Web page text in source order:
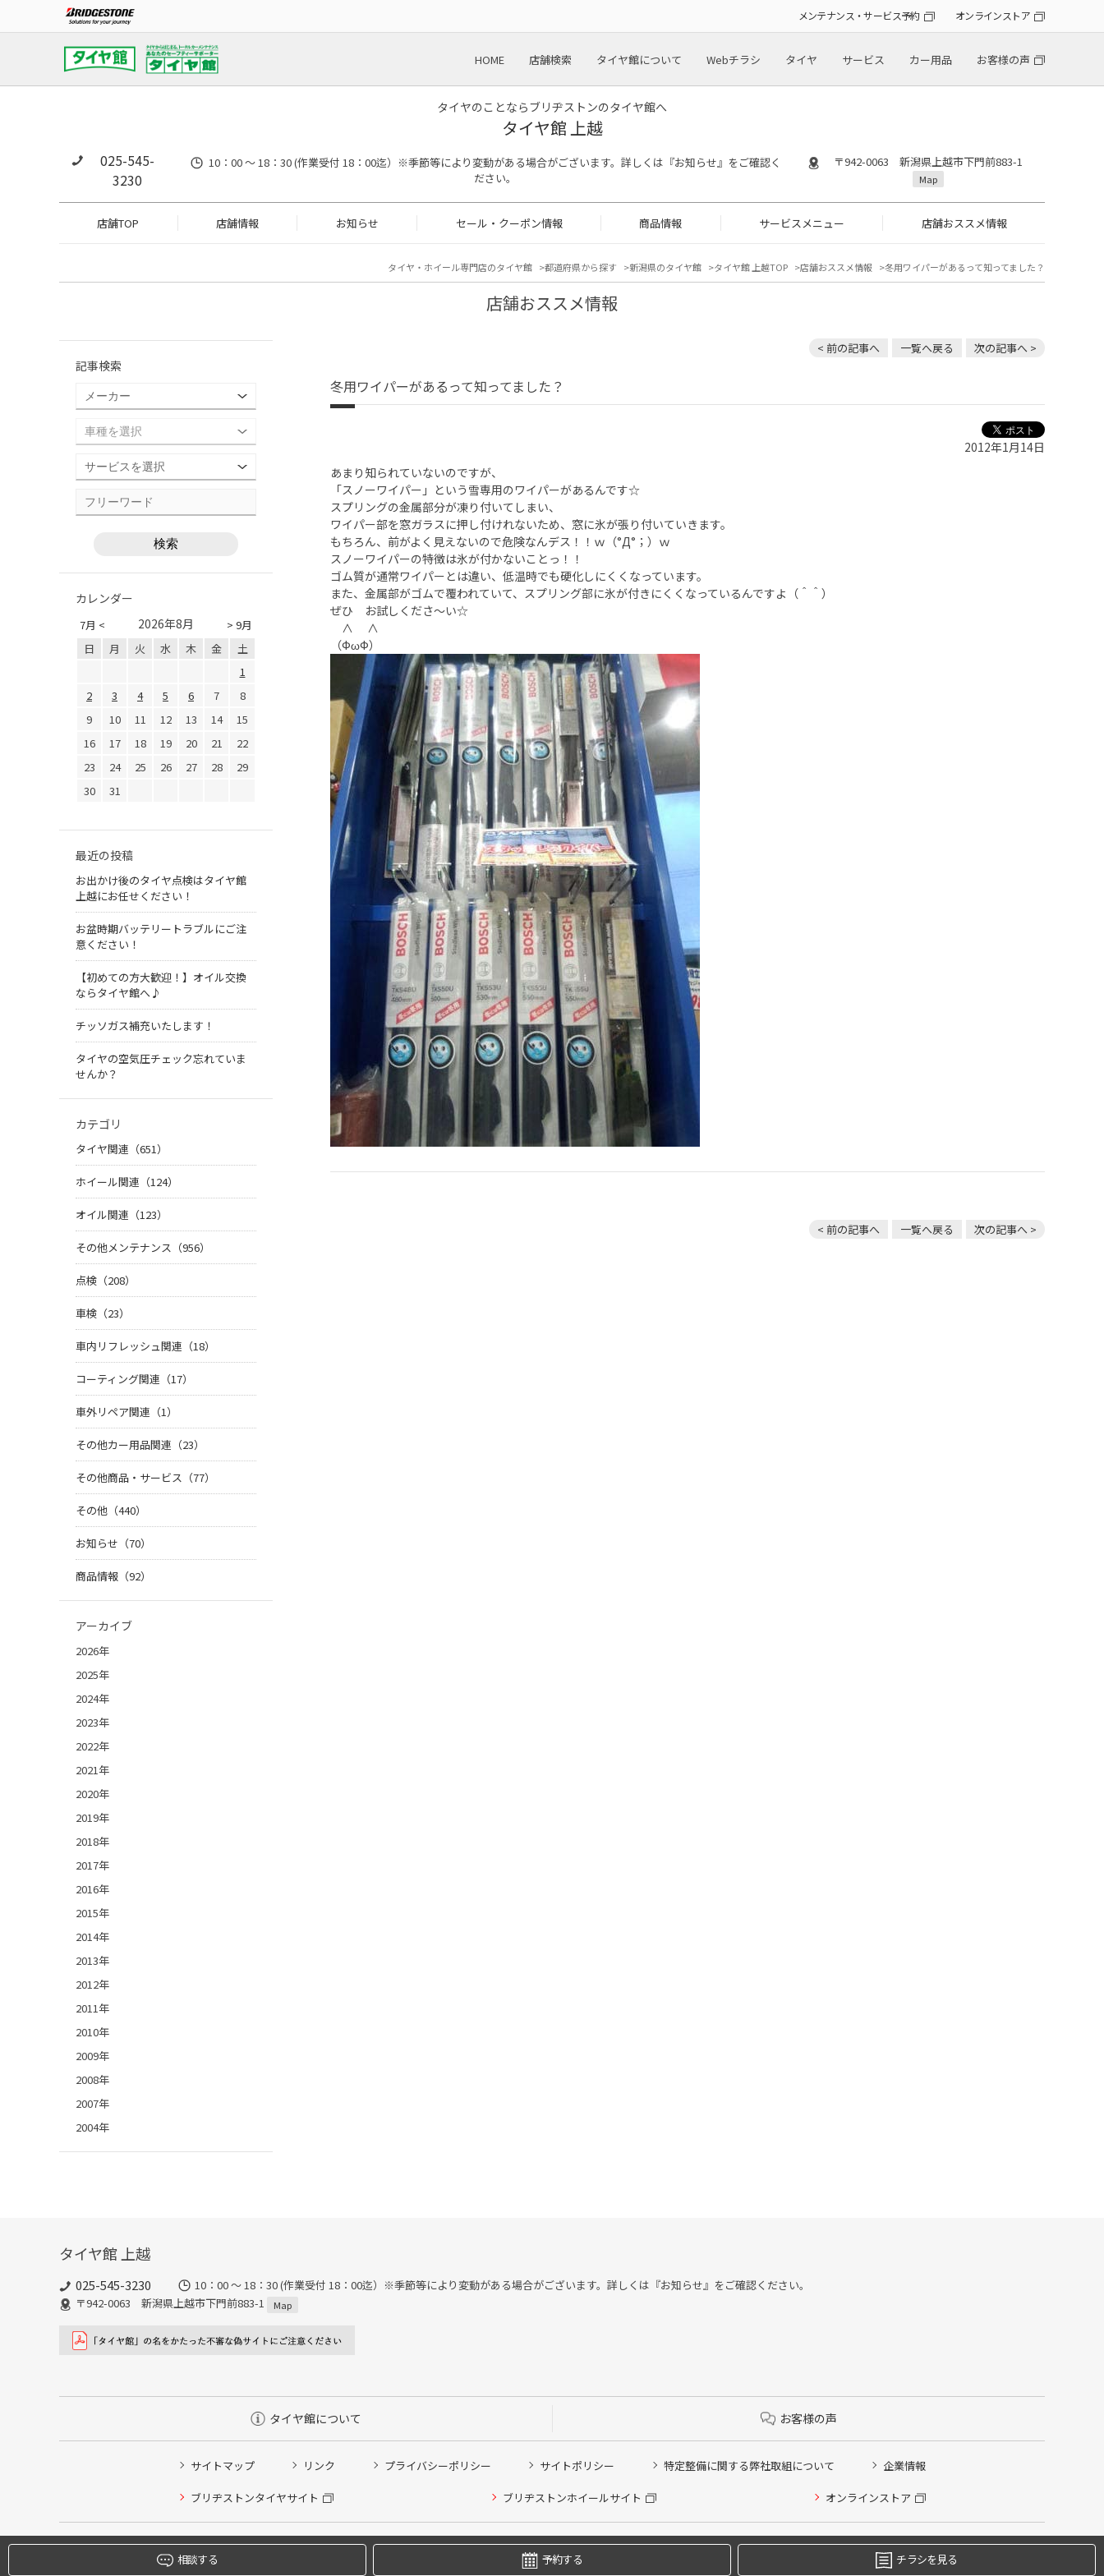
メンテナンス・サービス予約 オンラインストア
HOME 店舗検索 タイヤ館について Webチラシ タイヤ サービス カー用品 お客様の声
タイヤのことならブリヂストンのタイヤ館へ
タイヤ館 上越
025-545-
3230
10：00 ～ 18：30 (作業受付 18：00迄）※季節等により変動がある場合がございます。詳しくは『お知らせ』をご確認く
ださい。
〒942-0063 新潟県上越市下門前883-1
Map
店舗TOP 店舗情報 お知らせ セール・クーポン情報 商品情報 サービスメニュー 店舗おススメ情報
タイヤ・ホイール専門店のタイヤ館 都道府県から探す 新潟県のタイヤ館 タイヤ館 上越TOP 店舗おススメ情報 冬用ワイパーがあるって知ってました？
店舗おススメ情報
< 前の記事へ 一覧へ戻る 次の記事へ >
冬用ワイパーがあるって知ってました？
2012年1月14日
あまり知られていないのですが、
「スノーワイパー」という雪専用のワイパーがあるんです☆
スプリングの金属部分が凍り付いてしまい、
ワイパー部を窓ガラスに押し付けれないため、窓に氷が張り付いていきます。
もちろん、前がよく見えないので危険なんデス！！ｗ（°Д°；）ｗ
スノーワイパーの特徴は氷が付かないことっ！！
ゴム質が通常ワイパーとは違い、低温時でも硬化しにくくなっています。
また、金属部がゴムで覆われていて、スプリング部に氷が付きにくくなっているんですよ（＾＾）
ぜひ お試しくださ～い☆
∧ ∧
（ФωФ）
< 前の記事へ 一覧へ戻る 次の記事へ >
記事検索
カレンダー
7月 < > 9月
2026年8月
日 月 火 水 木 金
土
1
2
3 4 5 6 7
8
9
10 11 12 13 14
15
16
17 18 19 20 21
22
23
24 25 26 27 28
29
30
31
最近の投稿
お出かけ後のタイヤ点検はタイヤ館
上越にお任せください！
お盆時期バッテリートラブルにご注
意ください！
【初めての方大歓迎！】オイル交換
ならタイヤ館へ♪
チッソガス補充いたします！
タイヤの空気圧チェック忘れていま
せんか？
カテゴリ
タイヤ関連（651）
ホイール関連（124）
オイル関連（123）
その他メンテナンス（956）
点検（208）
車検（23）
車内リフレッシュ関連（18）
コーティング関連（17）
車外リペア関連（1）
その他カー用品関連（23）
その他商品・サービス（77）
その他（440）
お知らせ（70）
商品情報（92）
アーカイブ
2026年
2025年
2024年
2023年
2022年
2021年
2020年
2019年
2018年
2017年
2016年
2015年
2014年
2013年
2012年
2011年
2010年
2009年
2008年
2007年
2004年
タイヤ館 上越
025-545-3230
10：00 ～ 18：30 (作業受付 18：00迄）※季節等により変動がある場合がございます。詳しくは『お知らせ』をご確認ください。
〒942-0063 新潟県上越市下門前883-1
Map
タイヤ館について お客様の声
サイトマップ リンク プライバシーポリシー サイトポリシー 特定整備に関する弊社取組について 企業情報
ブリヂストンタイヤサイト ブリヂストンホイールサイト オンラインストア
Copyright © 2024 Bridgestone Retail Co.,Ltd. All rights Reserved.
相談する 予約する チラシを見る
タイヤ点検・安全点検/タイヤ履き替え/オイル交換/その他ピット作業の予約
クローク契約会員専用タイヤ履き替え※タイヤ履き替えを希望のクローク契約会員の方はこちらを選択ください
本日のタイヤ履き替え順番待ち予約 ※クローク契約会員の方はご利用いただけません